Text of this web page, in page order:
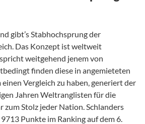
gibt’s Stabhochsprung der
Das Konzept ist weltweit
weitgehend jenem von
finden diese in angemieteten
Vergleich zu haben, generiert der
Jahren Weltranglisten für die
zum Stolz jeder Nation. Schlanders
Punkte im Ranking auf dem 6.